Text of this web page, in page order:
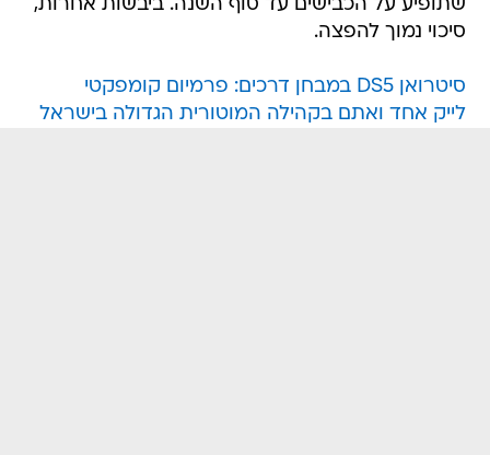
שתופיע על הכבישים עד סוף השנה. ביבשות אחרות,
סיכוי נמוך להפצה.
סיטרואן DS5 במבחן דרכים: פרמיום קומפקטי
לייק אחד ואתם בקהילה המוטורית הגדולה בישראל